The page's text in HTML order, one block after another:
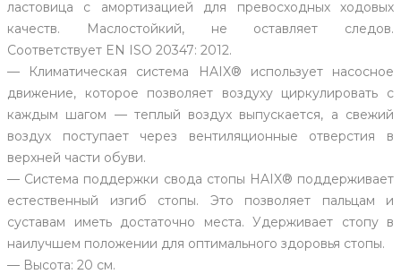
ластовица с амортизацией для превосходных ходовых
качеств. Маслостойкий, не оставляет следов.
Соответствует EN ISO 20347: 2012.
— Климатическая система HAIX® использует насосное
движение, которое позволяет воздуху циркулировать с
каждым шагом — теплый воздух выпускается, а свежий
воздух поступает через вентиляционные отверстия в
верхней части обуви.
— Система поддержки свода стопы HAIX® поддерживает
естественный изгиб стопы. Это позволяет пальцам и
суставам иметь достаточно места. Удерживает стопу в
наилучшем положении для оптимального здоровья стопы.
— Высота: 20 см.